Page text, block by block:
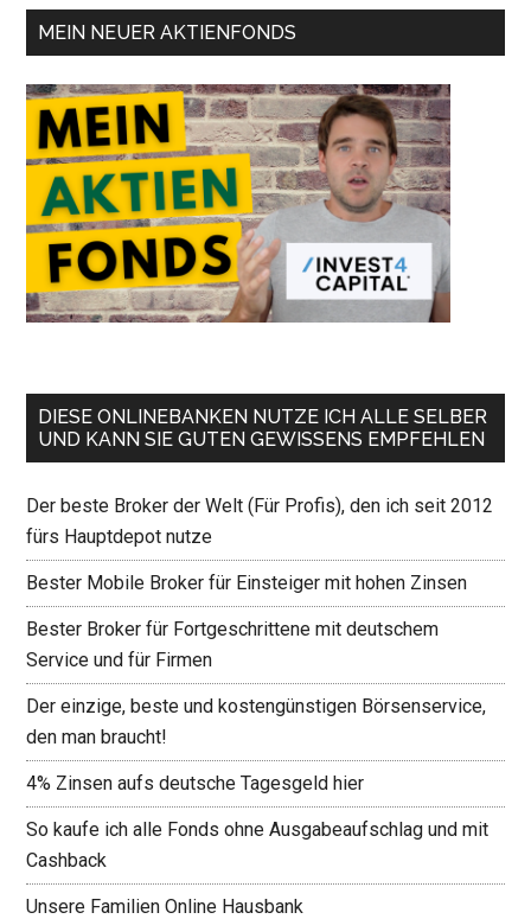
MEIN NEUER AKTIENFONDS
DIESE ONLINEBANKEN NUTZE ICH ALLE SELBER
UND KANN SIE GUTEN GEWISSENS EMPFEHLEN
Der beste Broker der Welt (Für Profis), den ich seit 2012
fürs Hauptdepot nutze
Bester Mobile Broker für Einsteiger mit hohen Zinsen
Bester Broker für Fortgeschrittene mit deutschem
Service und für Firmen
Der einzige, beste und kostengünstigen Börsenservice,
den man braucht!
4% Zinsen aufs deutsche Tagesgeld hier
So kaufe ich alle Fonds ohne Ausgabeaufschlag und mit
Cashback
Unsere Familien Online Hausbank